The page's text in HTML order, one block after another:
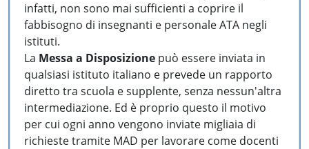
infatti, non sono mai sufficienti a coprire il
fabbisogno di insegnanti e personale ATA negli
istituti.
La Messa a Disposizione può essere inviata in
qualsiasi istituto italiano e prevede un rapporto
diretto tra scuola e supplente, senza nessun'altra
intermediazione. Ed è proprio questo il motivo
per cui ogni anno vengono inviate migliaia di
richieste tramite MAD per lavorare come docenti